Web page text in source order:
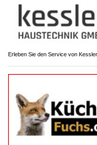
Erleben Sie den Service von